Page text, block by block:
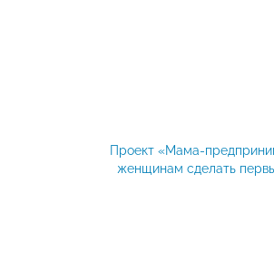
Проект «Мама-
женщинам сделать